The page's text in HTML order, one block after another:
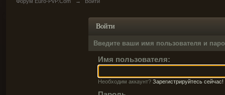
Войти
Введите ваши имя пользователя и
Имя пользователя:
Необходим аккаунт? Зарегистрируйтесь сейчас!